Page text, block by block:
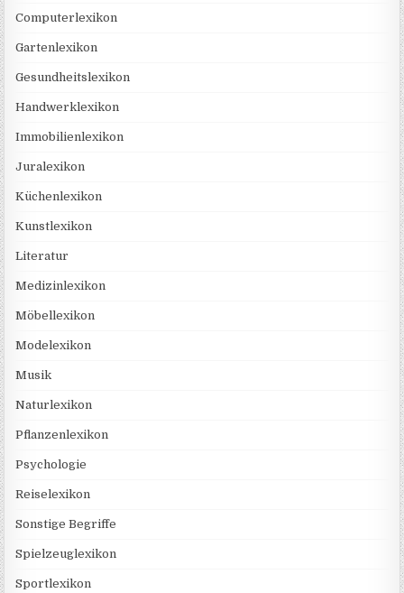
Computerlexikon
Gartenlexikon
Gesundheitslexikon
Handwerklexikon
Immobilienlexikon
Juralexikon
Küchenlexikon
Kunstlexikon
Literatur
Medizinlexikon
Möbellexikon
Modelexikon
Musik
Naturlexikon
Pflanzenlexikon
Psychologie
Reiselexikon
Sonstige Begriffe
Spielzeuglexikon
Sportlexikon